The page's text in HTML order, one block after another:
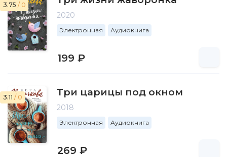
3.75 / 0
2020
Электронная Аудиокнига
199 ₽
3.11 / 0 Три царицы под окном
2018
Электронная Аудиокнига
269 ₽